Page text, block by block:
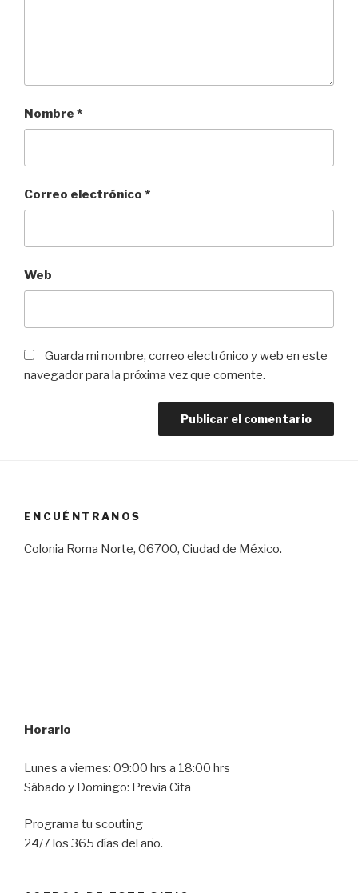
Nombre *
Correo electrónico *
Web
Guarda mi nombre, correo electrónico y web en este
navegador para la próxima vez que comente.
ENCUÉNTRANOS
Colonia Roma Norte, 06700, Ciudad de México.
Horario
Lunes a viernes: 09:00 hrs a 18:00 hrs
Sábado y Domingo: Previa Cita
Programa tu scouting
24/7 los 365 días del año.